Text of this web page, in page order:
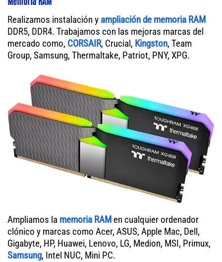
Realizamos instalación y ampliación de memoria RAM
DDR5, DDR4. Trabajamos con las mejoras marcas del
mercado como, CORSAIR, Crucial, Kingston, Team
Group, Samsung, Thermaltake, Patriot, PNY, XPG.
Ampliamos la memoria RAM en cualquier ordenador
clónico y marcas como Acer, ASUS, Apple Mac, Dell,
Gigabyte, HP, Huawei, Lenovo, LG, Medion, MSI, Primux,
Samsung, Intel NUC, Mini PC.